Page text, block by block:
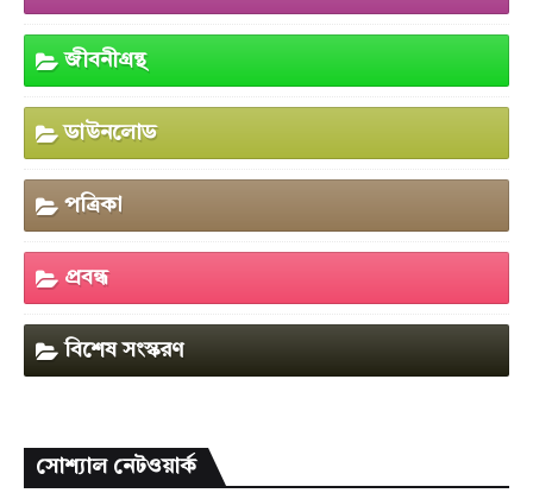
জীবনীগ্রন্থ
ডাউনলোড
পত্রিকা
প্রবন্ধ
বিশেষ সংস্করণ
সোশ্যাল নেটওয়ার্ক